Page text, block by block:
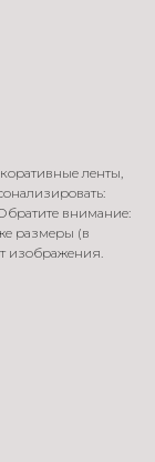
ленты,
внимание:
размеры (в
изображения.